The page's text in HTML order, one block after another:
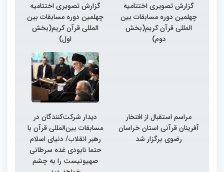
گزارش تصویری اختتامیه
چهلمین دوره مسابقات بین
المللی قرآن کریم(بخش
دوم)
گزارش تصویری اختتامیه
چهلمین دوره مسابقات بین
المللی قرآن کریم(بخش
اول)
مراسم استقبال از افتخار
آفرینان قرآنی استان خراسان
رضوی برگزار شد
دیدار شرکت‌کنندگان در
مسابقات بین‌المللی قرآن با
رهبر انقلاب/ دنیای اسلام
حتما نابودی غده سرطانی
صهیونیست را به چشم